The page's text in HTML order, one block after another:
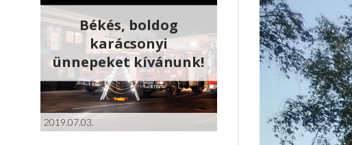
Békés, boldog
karácsonyi
ünnepeket kívánunk!
2019.07.03.